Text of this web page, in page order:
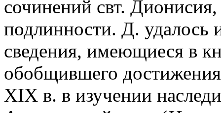
сочинений свт.
подлинности. Д. удалось
сведения, имеющиеся в
обобщившего
XIX в. в изучении